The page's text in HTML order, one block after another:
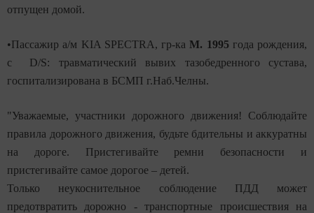
отпущен домой.
•Пассажир а/м KIA SPECTRA, гр-каМ. 1995 года рождения,
с D/S: травматический вывих тазобедренного сустава,
госпитализирована в БСМП г.Наб.Челны.
"Уважаемые, участники дорожного движения! Соблюдайте
правила дорожного движения, будьте бдительны и аккуратны
на дороге. Пристегивайте ремни безопасности и
пристегивайте самое дорогое – детей.
Только неукоснительное соблюдение ПДД может
предотвратить дорожно - транспортные происшествия на